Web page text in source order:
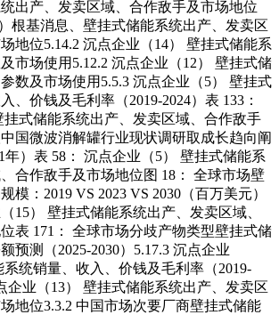
出产、发卖区域、合作敌手及市场地位
根基消息、壁挂式储能系统出产、发卖区
地位5.14.2 沉点企业（14） 壁挂式储能系
市场使用5.12.2 沉点企业（12） 壁挂式储
数及市场使用5.5.3 沉点企业（5） 壁挂式
、价钱及毛利率（2019-2024）表 133：
挂式储能系统出产、发卖区域、合作敌手
国微波消解罐行业现状调研取成长趋向阐
年）表 58： 沉点企业（5） 壁挂式储能系
合作敌手及市场地位图 18： 全球市场壁
模：2019 VS 2023 VS 2030（百万美元）
15） 壁挂式储能系统出产、发卖区域、
表 171： 全球市场分歧产物类型壁挂式储
预测（2025-2030）5.17.3 沉点企业
系统销量、收入、价钱及毛利率（2019-
企业（13） 壁挂式储能系统出产、发卖区
地位3.3.2 中国市场次要厂商壁挂式储能